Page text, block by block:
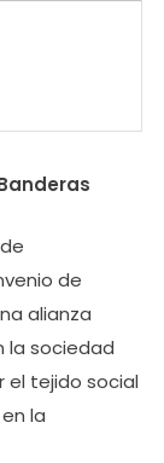
de
alianza
la sociedad
el tejido social
la